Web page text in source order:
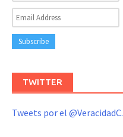
TWITTER
Tweets por el @VeracidadC.